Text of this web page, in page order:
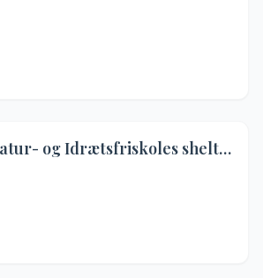
Vestermose Natur- og Idrætsfriskoles shelterby